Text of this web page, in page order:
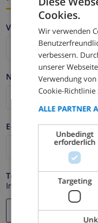
Vorname *
Nachname *
E-mail *
Telefonnummer *
Im Fall Ihre E-mail
Cookies.
Wir verwenden
verbessern.
unserer
Verwendung
Cookie-Richtlinie
ALLE PARTNER
Unbedingt
erforderlich
Targeting